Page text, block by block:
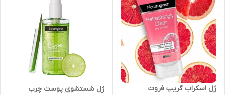
ژل اسکراب گریپ فروت
ژل شستشوی پوست چرب